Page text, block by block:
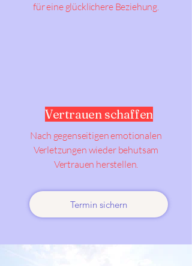
für eine glücklichere Beziehung.
Vertrauen schaffen
Nach gegenseitigen emotionalen
Verletzungen wieder behutsam
Vertrauen herstellen.
Termin sichern